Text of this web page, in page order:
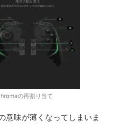
の再割り当て
意味が薄くなってしまいま